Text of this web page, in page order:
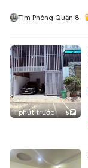
Tìm Phòng Quận 8
1 phút trước 5